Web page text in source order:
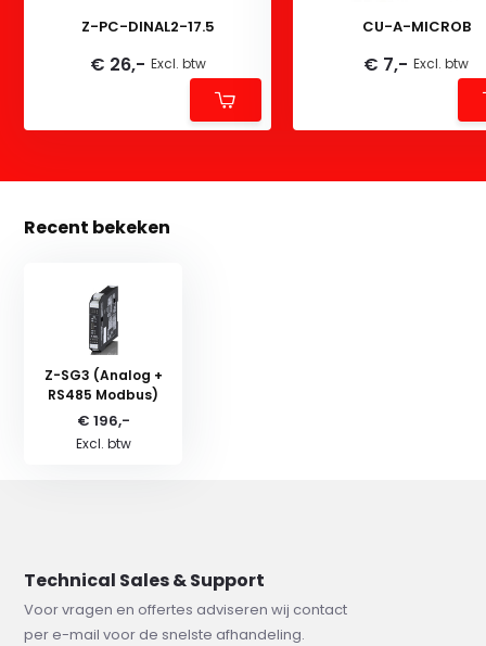
Z-PC-DINAL2-17.5
€ 26,- Excl. btw
CU-A-MICROB
€ 7,- Excl. btw
Recent bekeken
Z-SG3 (Analog +
RS485 Modbus)
€ 196,-
Excl. btw
Technical Sales & Support
Voor vragen en offertes adviseren wij contact
per e-mail voor de snelste afhandeling.